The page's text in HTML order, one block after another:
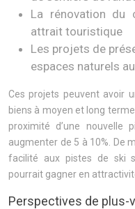
La rénovation du
attrait touristique
Les projets de
espaces naturels
Ces projets peuvent avoir
biens à moyen et long
proximité d’une nouvelle
augmenter de 5 à 10%. De
facilité aux pistes de ski
pourrait gagner en
Perspectives de plus-